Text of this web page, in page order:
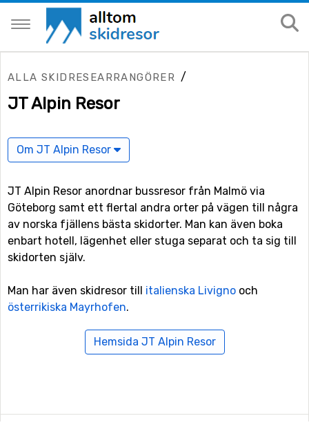
ALLA SKIDRESEARRANGÖRER /
JT Alpin Resor
Om JT Alpin Resor
JT Alpin Resor anordnar bussresor från Malmö via
Göteborg samt ett flertal andra orter på vägen till några
av norska fjällens bästa skidorter. Man kan även boka
enbart hotell, lägenhet eller stuga separat och ta sig till
skidorten själv.
Man har även skidresor till italienska Livigno och
österrikiska Mayrhofen.
Hemsida JT Alpin Resor